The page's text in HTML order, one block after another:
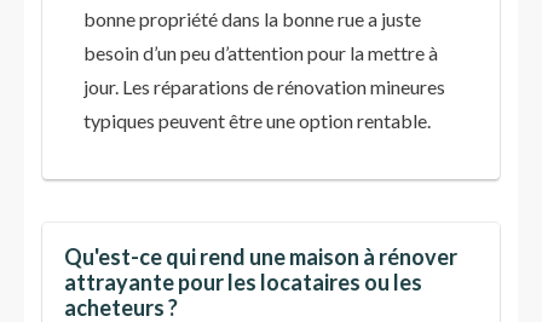
bonne propriété dans la bonne rue a juste
besoin d’un peu d’attention pour la mettre à
jour. Les réparations de rénovation mineures
typiques peuvent être une option rentable.
Qu'est-ce qui rend une maison à rénover
attrayante pour les locataires ou les
acheteurs ?